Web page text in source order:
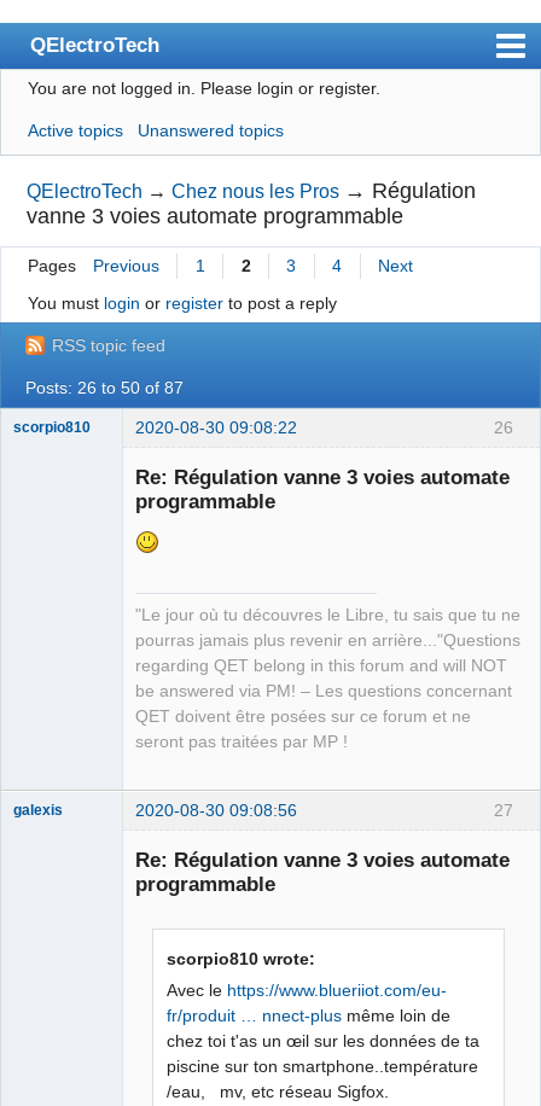
QElectroTech
Index
User list
Search
Register
Login
Site officiel
Wiki
BugTracker
Manual 0.8_cs
Google_Search
You are not logged in. Please login or register.
Active topics Unanswered topics
QElectroTech →Chez nous les Pros → Régulation
vanne 3 voies automate programmable
Pages Previous 1 2 3 4
Next
You must login or registerto post a reply
RSS topic feed
Posts: 26 to 50 of 87
26
scorpio810 2020-08-30 09:08:22
Re: Régulation vanne 3 voies automate
programmable
"Le jour où tu découvres le Libre, tu sais que tu ne
pourras jamais plus revenir en arrière..."Questions
regarding QET belong in this forum and will NOT
be answered via PM! – Les questions concernant
QET doivent être posées sur ce forum et ne
seront pas traitées par MP !
27
galexis 2020-08-30 09:08:56
Re: Régulation vanne 3 voies automate
programmable
scorpio810 wrote:
Avec le https://www.blueriiot.com/eu-
fr/produit … nnect-plus même loin de
chez toi t'as un œil sur les données de ta
piscine sur ton smartphone..température
/eau, mv, etc réseau Sigfox.